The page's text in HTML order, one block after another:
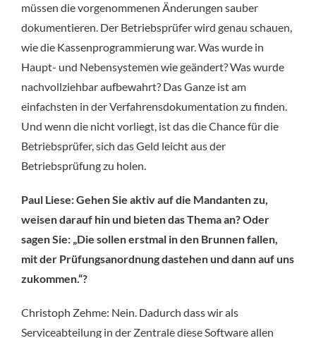
müssen die vorgenommenen Änderungen sauber
dokumentieren. Der Betriebsprüfer wird genau schauen,
wie die Kassenprogrammierung war. Was wurde in
Haupt- und Nebensystemen wie geändert? Was wurde
nachvollziehbar aufbewahrt? Das Ganze ist am
einfachsten in der Verfahrensdokumentation zu finden.
Und wenn die nicht vorliegt, ist das die Chance für die
Betriebsprüfer, sich das Geld leicht aus der
Betriebsprüfung zu holen.
Paul Liese: Gehen Sie aktiv auf die Mandanten zu,
weisen darauf hin und bieten das Thema an? Oder
sagen Sie: „Die sollen erstmal in den Brunnen fallen,
mit der Prüfungsanordnung dastehen und dann auf uns
zukommen.“?
Christoph Zehme: Nein. Dadurch dass wir als
Serviceabteilung in der Zentrale diese Software allen